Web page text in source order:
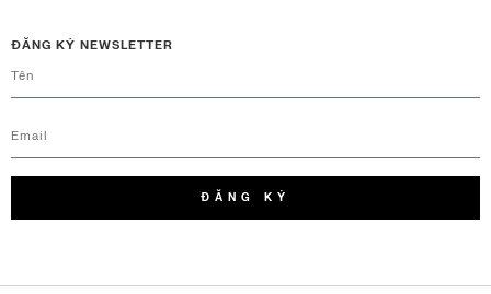
ĐĂNG KÝ NEWSLETTER
ĐĂNG KÝ